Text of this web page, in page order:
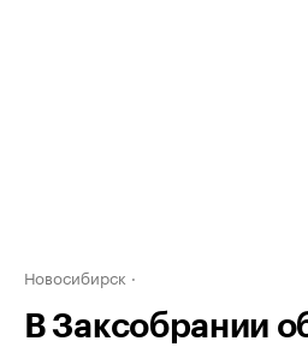
Новосибирск
В Заксобрании